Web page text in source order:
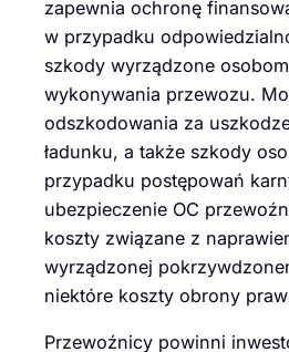
zapewnia ochronę
w przypadku
szkody wyrządzone
wykonywania przewozu.
odszkodowania za
ładunku, a także szkody
przypadku postępowań
ubezpieczenie OC
koszty związane z
wyrządzonej
niektóre koszty obrony
Przewoźnicy powinni